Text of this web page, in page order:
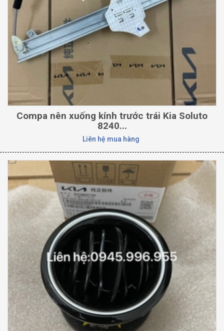
Compa nên xuống kính trước trái Kia Soluto
8240...
Liên hệ mua hàng